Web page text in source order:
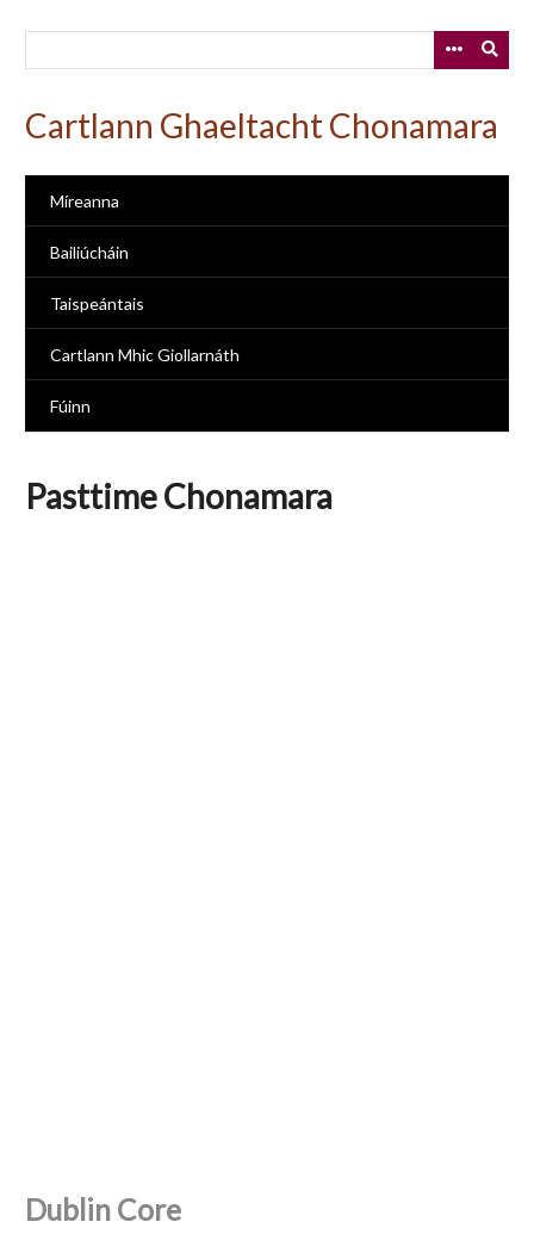
Cartlann Ghaeltacht Chonamara
Míreanna
Bailiúcháin
Taispeántais
Cartlann Mhic Giollarnáth
Fúinn
Pasttime Chonamara
Dublin Core